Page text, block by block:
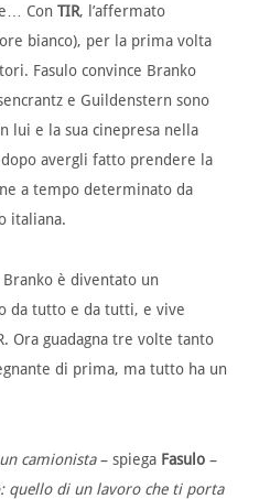
ConTIR, l’affermato
bianco), per la prima volta
Fasulo convince Branko
e Guildenstern sono
lui e la sua cinepresa nella
avergli fatto prendere la
a tempo determinato da
italiana.
è diventato un
da tutto e da tutti, e vive
Ora guadagna tre volte tanto
di prima, ma tutto ha un
camionista– spiega Fasulo –
quello di un lavoro che ti porta